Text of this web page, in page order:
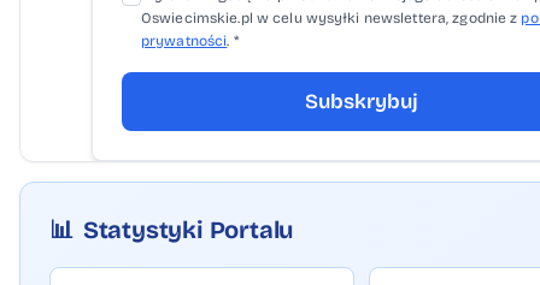
Oswiecimskie.pl w celu wysyłki newslettera, zgodnie z
prywatności . *
Subskrybuj
📊 Statystyki Portalu